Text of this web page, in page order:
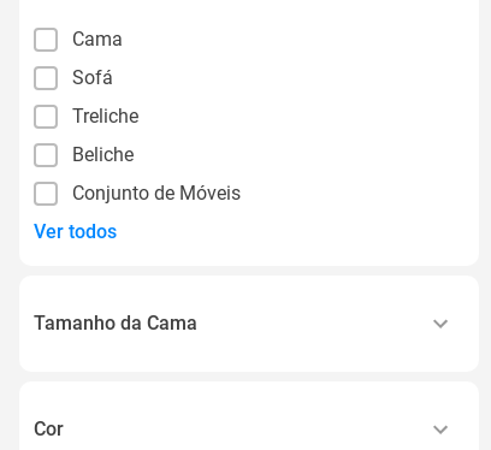
Cama
Sofá
Treliche
Beliche
Conjunto de Móveis
Ver todos
Tamanho da Cama
Cor